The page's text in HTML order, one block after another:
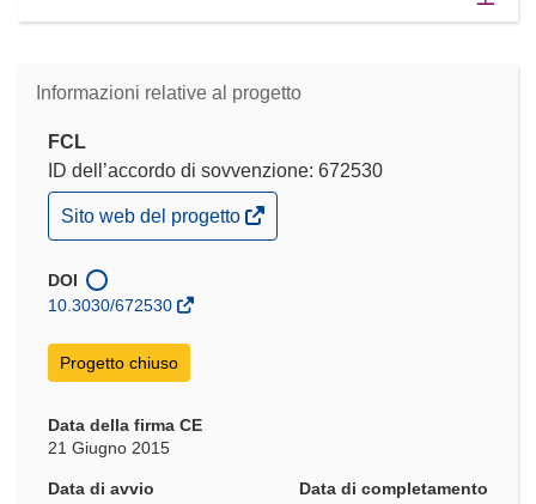
Informazioni relative al progetto
FCL
ID dell’accordo di sovvenzione: 672530
(si
apre
una
nuova
Sito web del progetto
DOI
10.3030/672530
Progetto chiuso
Data della firma CE
21 Giugno 2015
Data di avvio
Data di completamento